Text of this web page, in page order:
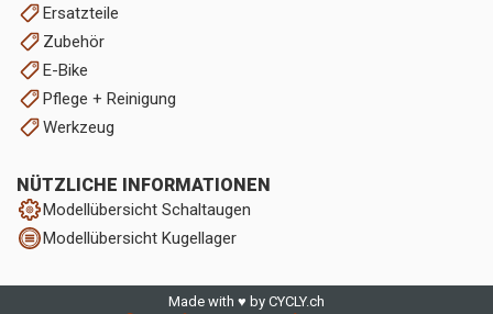
Ersatzteile
Zubehör
E-Bike
Pflege + Reinigung
Werkzeug
NÜTZLICHE INFORMATIONEN
Modellübersicht Schaltaugen
Modellübersicht Kugellager
Made with ♥ by CYCLY.ch